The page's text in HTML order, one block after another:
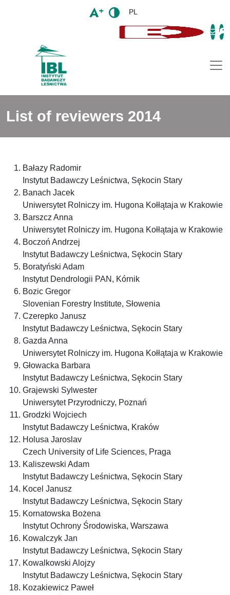
PL
List of reviewers 2014
Bałazy Radomir
Instytut Badawczy Leśnictwa, Sękocin Stary
Banach Jacek
Uniwersytet Rolniczy im. Hugona Kołłątaja w Krakowie
Barszcz Anna
Uniwersytet Rolniczy im. Hugona Kołłątaja w Krakowie
Boczoń Andrzej
Instytut Badawczy Leśnictwa, Sękocin Stary
Boratyński Adam
Instytut Dendrologii PAN, Kórnik
Bozic Gregor
Slovenian Forestry Institute, Słowenia
Czerepko Janusz
Instytut Badawczy Leśnictwa, Sękocin Stary
Gazda Anna
Uniwersytet Rolniczy im. Hugona Kołłątaja w Krakowie
Głowacka Barbara
Instytut Badawczy Leśnictwa, Sękocin Stary
Grajewski Sylwester
Uniwersytet Przyrodniczy, Poznań
Grodzki Wojciech
Instytut Badawczy Leśnictwa, Kraków
Holusa Jaroslav
Czech University of Life Sciences, Praga
Kaliszewski Adam
Instytut Badawczy Leśnictwa, Sękocin Stary
Kocel Janusz
Instytut Badawczy Leśnictwa, Sękocin Stary
Kornatowska Bożena
Instytut Ochrony Środowiska, Warszawa
Kowalczyk Jan
Instytut Badawczy Leśnictwa, Sękocin Stary
Kowalkowski Alojzy
Instytut Badawczy Leśnictwa, Sękocin Stary
Kozakiewicz Paweł